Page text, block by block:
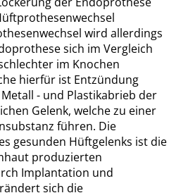
wird allerdings
sich im Vergleich
im Knochen
hierfür ist Entzündung
- und Plastikabrieb der
Gelenk, welche zu einer
führen. Die
gesunden Hüftgelenks ist die
produzierten
Implantation und
sich die